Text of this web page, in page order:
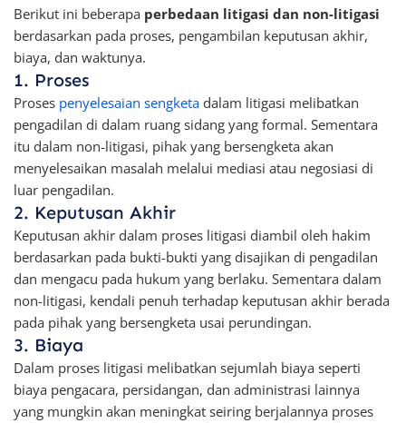
Berikut ini beberapa perbedaan litigasi dan non-litigasi
berdasarkan pada proses, pengambilan keputusan akhir,
biaya, dan waktunya.
1. Proses
Proses penyelesaian sengketadalam litigasi melibatkan
pengadilan di dalam ruang sidang yang formal. Sementara
itu dalam non-litigasi, pihak yang bersengketa akan
menyelesaikan masalah melalui mediasi atau negosiasi di
luar pengadilan.
2. Keputusan Akhir
Keputusan akhir dalam proses litigasi diambil oleh hakim
berdasarkan pada bukti-bukti yang disajikan di pengadilan
dan mengacu pada hukum yang berlaku. Sementara dalam
non-litigasi, kendali penuh terhadap keputusan akhir berada
pada pihak yang bersengketa usai perundingan.
3. Biaya
Dalam proses litigasi melibatkan sejumlah biaya seperti
biaya pengacara, persidangan, dan administrasi lainnya
yang mungkin akan meningkat seiring berjalannya proses